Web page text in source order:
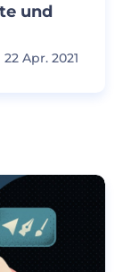
und
22 Apr. 2021